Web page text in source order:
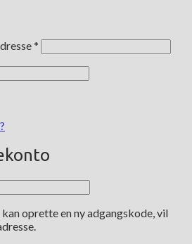
* Påkrævet
oprette en ny adgangskode, vil